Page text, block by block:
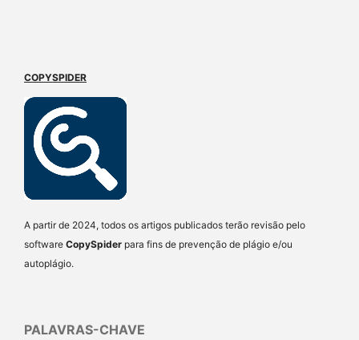
COPYSPIDER
A partir de 2024, todos os artigos publicados terão revisão pelo
software CopySpider para fins de prevenção de plágio e/ou
autoplágio.
PALAVRAS-CHAVE